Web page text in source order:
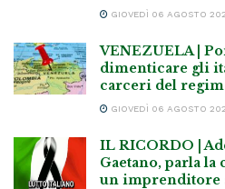
GIOVEDÌ 06 AGOSTO
VENEZUELA |
dimenticare gli
carceri del
GIOVEDÌ 06 AGOSTO
IL RICORDO |
Gaetano, parla la
un imprenditore